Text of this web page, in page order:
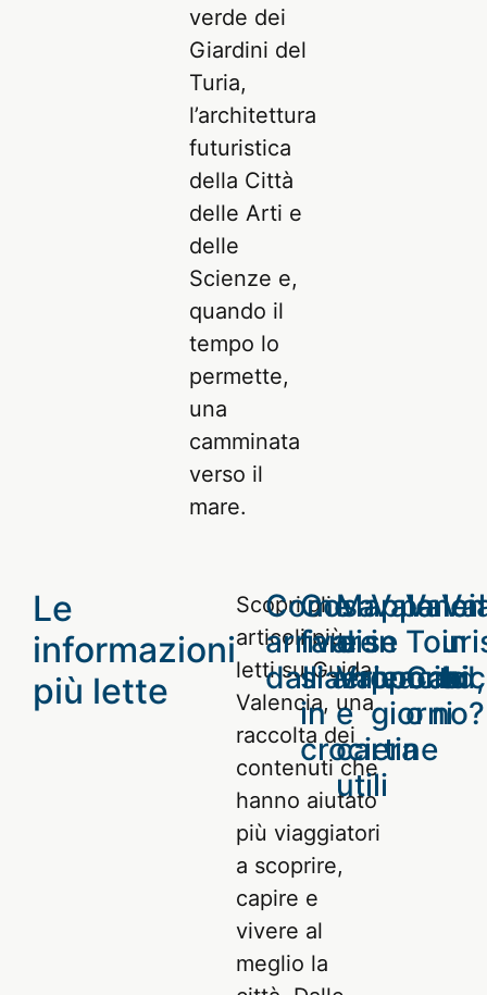
verde dei
Giardini del
Turia,
l’architettura
futuristica
della Città
delle Arti e
delle
Scienze e,
quando il
tempo lo
permette,
una
camminata
verso il
mare.
Le
informazioni
più lette
Scopri gli
articoli più
letti su Guida
Valencia, una
raccolta dei
contenuti che
hanno aiutato
più viaggiatori
a scoprire,
capire e
vivere al
meglio la
Come
arrivare
dall'aeroporto
Cosa
fare se
si arriva
in
crociera
Mappa
di
Valencia
e
cartine
utili
in
poochi
giorni
o no?
in